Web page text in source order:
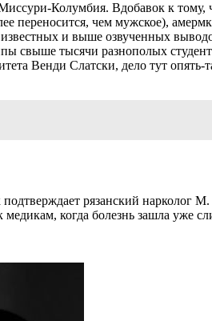
Колумбия. Вдобавок к тому,
переносится, чем мужское),
и выше озвученных
тысячи разнополых
Венди Слатски, дело тут
рязанский
когда болезнь зашла уже